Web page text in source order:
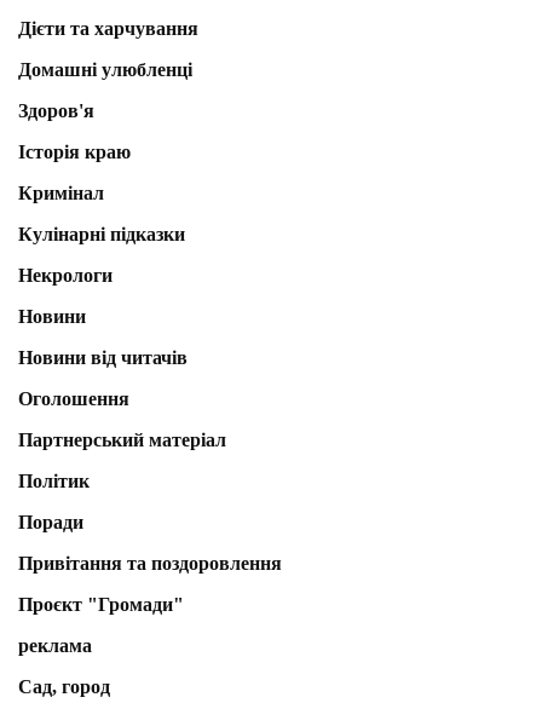
Дієти та харчування
Домашні улюбленці
Здоров'я
Історія краю
Кримінал
Кулінарні підказки
Некрологи
Новини
Новини від читачів
Оголошення
Партнерський матеріал
Політик
Поради
Привітання та поздоровлення
Проєкт "Громади"
реклама
Сад, город